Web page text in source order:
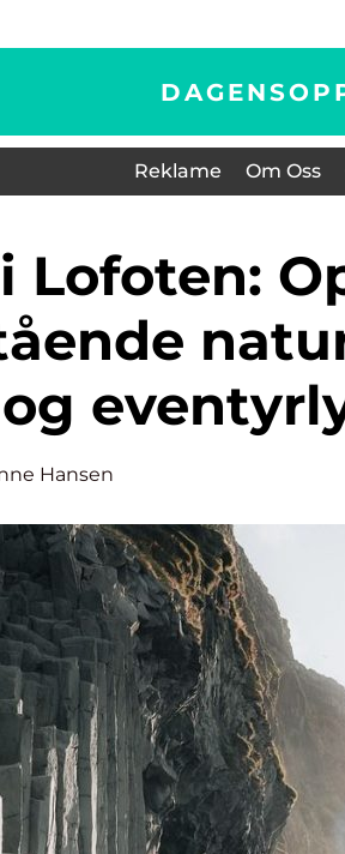
Reklame Om Oss
og
Hansen